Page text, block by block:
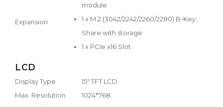
Expansion
module
1 x M.2 (3042/2242/2260/2280) B-Key,
Share with storage
1 x PCIe x16 Slot
LCD
Display Type
15" TFT LCD
Max. Resolution
1024*768